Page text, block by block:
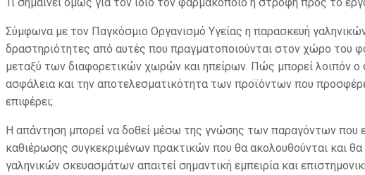
Σύμφωνα με τον Παγκόσμιο Οργανισμό Υγείας η παρασκευή
δραστηριότητες από αυτές που πραγματοποιούνται στον χώρο του
μεταξύ των διαφορετικών χωρών και ηπείρων. Πώς μπορεί λοιπόν ο
ασφάλεια και την αποτελεσματικότητα των προϊόντων που
επιφέρει;
Η απάντηση μπορεί να δοθεί μέσω της γνώσης των παραγόντων που
καθιέρωσης συγκεκριμένων πρακτικών που θα ακολουθούνται και
γαληνικών σκευασμάτων απαιτεί σημαντική εμπειρία και